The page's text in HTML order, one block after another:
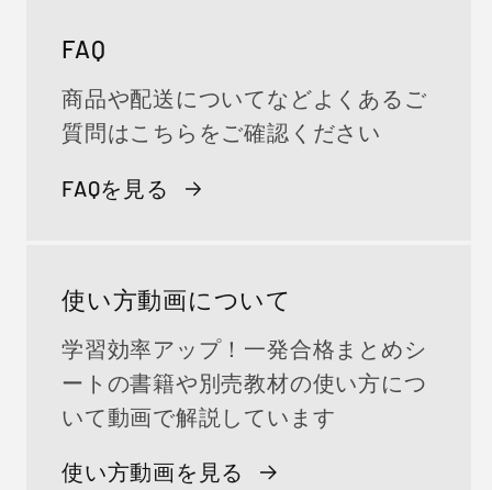
FAQ
商品や配送についてなどよくあるご
質問はこちらをご確認ください
FAQを見る
使い方動画について
学習効率アップ！一発合格まとめシ
ートの書籍や別売教材の使い方につ
いて動画で解説しています
使い方動画を見る